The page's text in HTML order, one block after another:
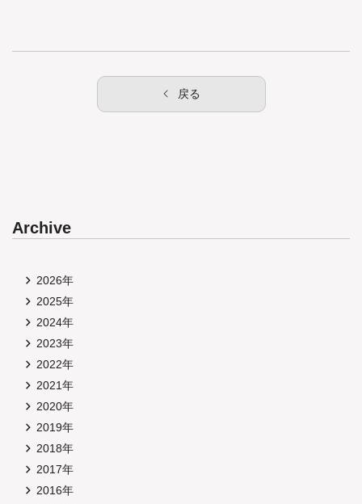
戻る
Archive
2026年
2025年
2024年
2023年
2022年
2021年
2020年
2019年
2018年
2017年
2016年